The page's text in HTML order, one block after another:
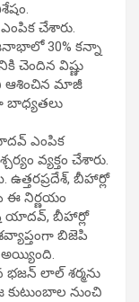
చేశారు.
30% కన్నా
చెందిన విష్ణు
ఆశించిన మాజీ
బాధ్యతలు
ఎంపిక
వ్యక్తం చేశారు.
బీహార్లో
ఈ నిర్ణయం
యాదవ్, బీహార్లో
బిజెపి
అయ్యింది.
భజన్ లాల్ శర్మను
నుంచి